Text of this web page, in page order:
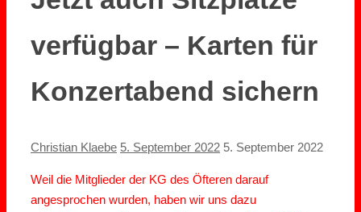
verfügbar – Karten für
Konzertabend sichern
Christian Klaebe 5. September 2022 5. September 2022
Weil die Mitglieder der KG des Öfteren darauf
angesprochen wurden, haben wir uns dazu